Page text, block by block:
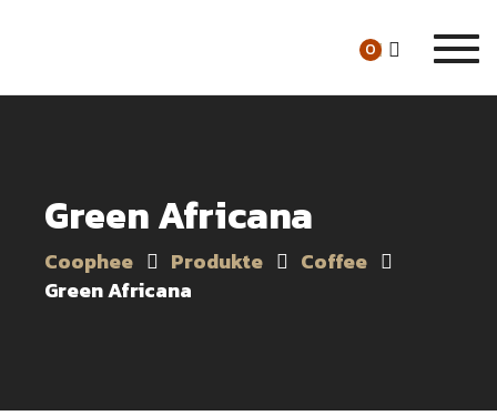
0
Green Africana
Coophee Produkte
Coffee
Green Africana